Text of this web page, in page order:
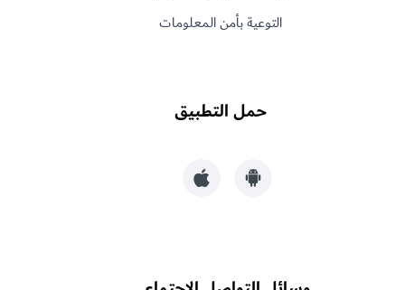
التوعية بأمن المعلومات
حمل التطبيق